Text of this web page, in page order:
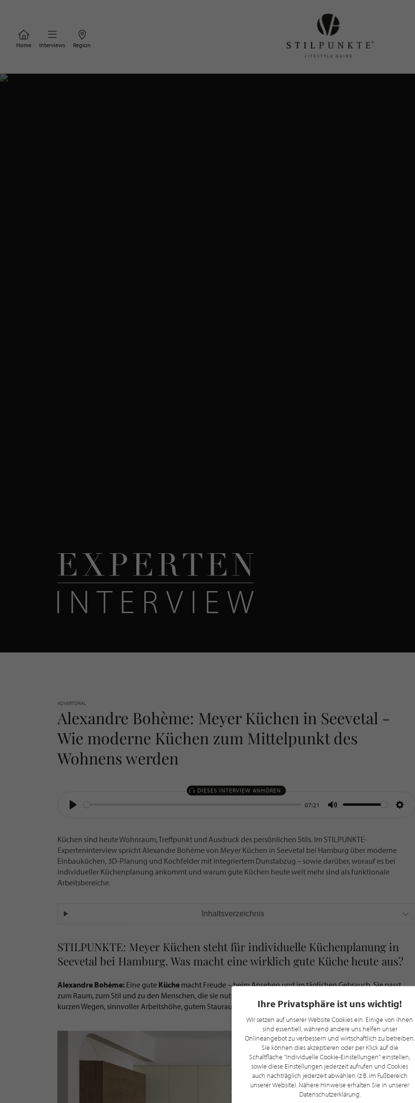
Home Interviews Region
ADVERTORIAL
Alexandre Bohème: Meyer Küchen in Seevetal -
Wie moderne Küchen zum Mittelpunkt des
Wohnens werden
DIESES INTERVIEW ANHÖREN
07:21
Küchen sind heute Wohnraum, Treffpunkt und Ausdruck des persönlichen Stils. Im STILPUNKTE-
Experteninterview spricht Alexandre Bohème von Meyer Küchen in Seevetal bei Hamburg über moderne
Einbauküchen, 3D-Planung und Kochfelder mit integriertem Dunstabzug – sowie darüber, worauf es bei
individueller Küchenplanung ankommt und warum gute Küchen heute weit mehr sind als funktionale
Arbeitsbereiche.
Inhaltsverzeichnis
STILPUNKTE: Meyer Küchen steht für individuelle Küchenplanung in
Seevetal bei Hamburg. Was macht eine wirklich gute Küche heute aus?
Alexandre Bohème: Eine gute Küche macht Freude – beim Ansehen und im täglichen Gebrauch. Sie passt
zum Raum, zum Stil und zu den Menschen, die sie nutzen. Gleichzeitig muss sie
kurzen Wegen, sinnvoller Arbeitshöhe, gutem Stauraum und Materialien, die lange überzeugen.
Ihre Privatsphäre ist uns wichtig!
Wir setzen auf unserer Website Cookies ein. Einige von ihnen
sind essentiell, während andere uns helfen unser
Onlineangebot zu verbessern und wirtschaftlich zu betreiben.
Sie können dies akzeptieren oder per Klick auf die
Schaltfläche "Individuelle Cookie-Einstellungen" einstellen,
sowie diese Einstellungen jederzeit aufrufen und Cookies
auch nachträglich jederzeit abwählen (z.B. im Fußbereich
unserer Website). Nähere Hinweise erhalten Sie in unserer
Datenschutzerklärung.